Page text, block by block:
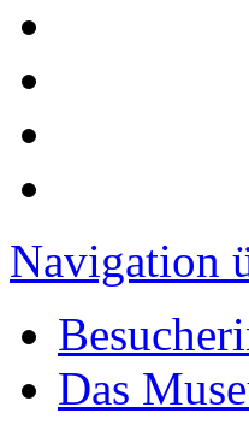
Navigation
Das